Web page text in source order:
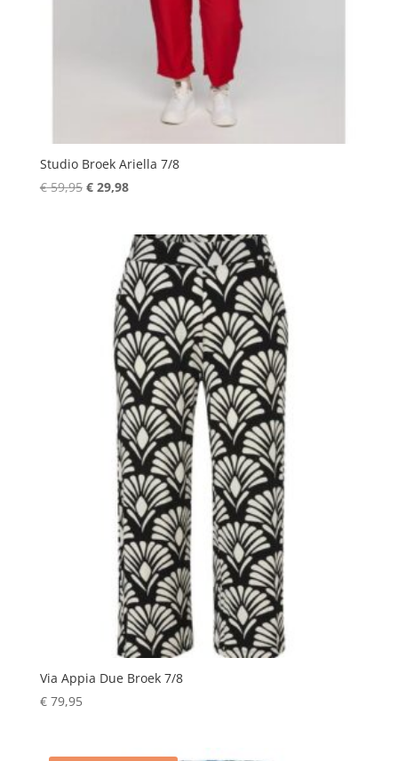
Studio Broek Ariella 7/8
€59,95 Oorspronkelijke
€ 59,95.
€29,98Huidige
€ 29,98.
Via Appia Due Broek 7/8
€79,95